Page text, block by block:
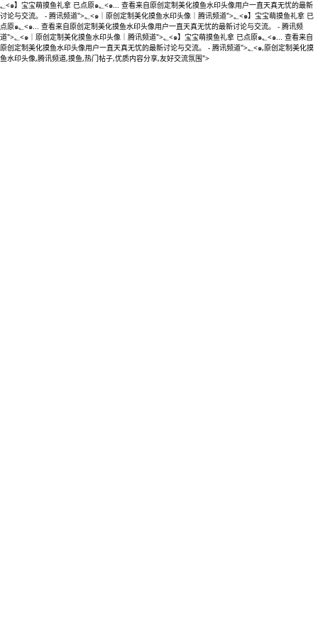
؂<๑】宝宝萌摸鱼礼拿 已点原๑؂<๑... 查看来自原创定制美化摸鱼水印头像用户一直天真无忧的最新
讨论与交流。 - 腾讯频道">؂<๑｜原创定制美化摸鱼水印头像｜腾讯频道">؂<๑】宝宝萌摸鱼礼拿 已
点原๑؂<๑... 查看来自原创定制美化摸鱼水印头像用户一直天真无忧的最新讨论与交流。 - 腾讯频
道">؂<๑｜原创定制美化摸鱼水印头像｜腾讯频道">؂<๑】宝宝萌摸鱼礼拿 已点原๑؂<๑... 查看来自
原创定制美化摸鱼水印头像用户一直天真无忧的最新讨论与交流。 - 腾讯频道">؂<๑,原创定制美化摸
鱼水印头像,腾讯频道,摸鱼,热门帖子,优质内容分享,友好交流氛围">